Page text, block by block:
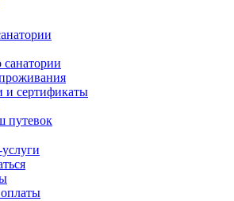
и сертификаты
путевок